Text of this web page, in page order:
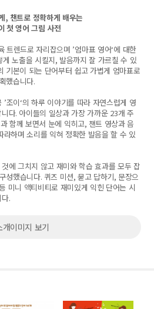
, 챈트로 정확하게 배우는
첫 영어 그림 사전
트렌드로 자리잡으며 ’엄마표 영어‘에 대한
게 노출을 시킬지, 발음까지 잘 가르칠 수 있
기본이 되는 단어부터 쉽고 가볍게 엄마표로
했습니다.
’조이‘의 하루 이야기를 따라 자연스럽게 영
다. 아이들의 일상과 가장 가까운 23개 주
함께 보면서 눈에 익히고, 챈트 영상과 음
하며 소리를 익혀 정확한 발음을 할 수 있
에 그치지 않고 재미와 학습 효과를 모두 잡
성했습니다. 퀴즈 미션, 묻고 답하기, 문장으
미니 액티비티로 재미있게 익힌 단어는 시
.
개이미지 보기